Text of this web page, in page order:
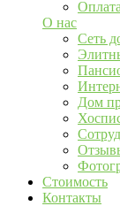
О нас
Сеть
Дом
Стоимость
Контакты